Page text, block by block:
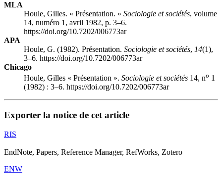
MLA
Houle, Gilles. « Présentation. » Sociologie et sociétés, volume
14, numéro 1, avril 1982, p. 3–6.
https://doi.org/10.7202/006773ar
APA
Houle, G. (1982). Présentation. Sociologie et sociétés, 14(1),
3–6. https://doi.org/10.7202/006773ar
Chicago
Houle, Gilles « Présentation ». Sociologie et sociétés 14, no 1
(1982) : 3–6. https://doi.org/10.7202/006773ar
Exporter la notice de cet article
RIS
EndNote, Papers, Reference Manager, RefWorks, Zotero
ENW